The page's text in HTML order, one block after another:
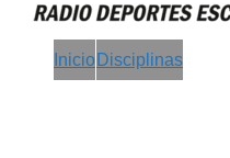
Inicio Disciplinas